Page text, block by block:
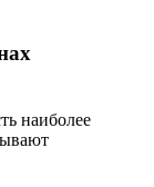
наиболее